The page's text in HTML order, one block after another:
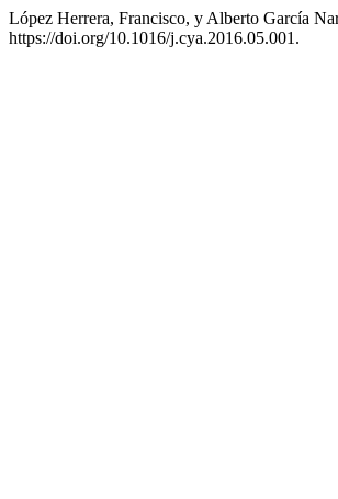
López Herrera, Francisco, y Alberto García
https://doi.org/10.1016/j.cya.2016.05.001.